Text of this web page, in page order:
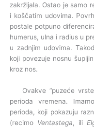
zakržljala. Ostao je samo
i koščatim udovima.
postale potpuno
humerus, ulna i radius u
u zadnjim udovima.
koji povezuje nosnu
kroz nos.
Ovakve “puzeće
perioda vremena.
perioda, koji pokazuju
(recimo Ventastega, ili